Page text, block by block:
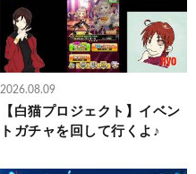
2026.08.09
【白猫プロジェクト】イベン
トガチャを回して行くよ♪